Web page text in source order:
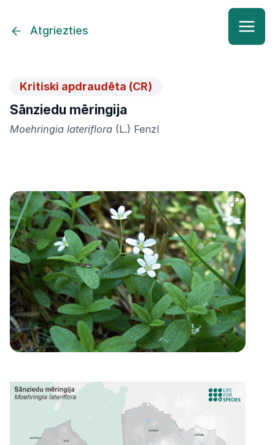
Atgriezties
Kritiski apdraudēta (CR)
Sānziedu mēringija
Moehringia lateriflora (L.) Fenzl